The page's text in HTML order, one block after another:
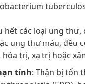
hết các loại ung thư,
ung thư máu, đều
hóa trị, xạ trị hoặc
tính: Thận bị tổn